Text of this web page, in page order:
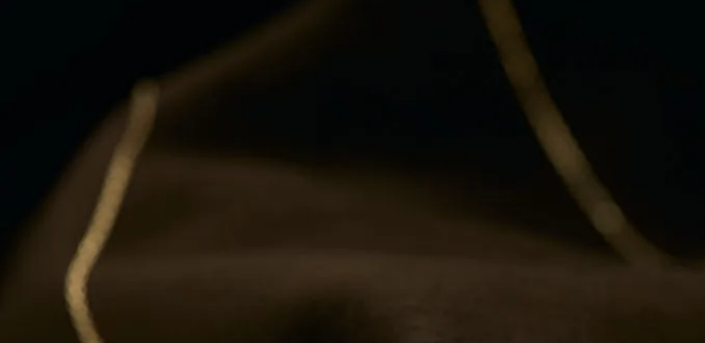
CASUCA
安野ともこによる
オリジナルアクセサリーブランド
CASUCA bridal
ブライダルアクセサリーブランド
News
猫とCASUCA 開催のお知らせ
Event, News